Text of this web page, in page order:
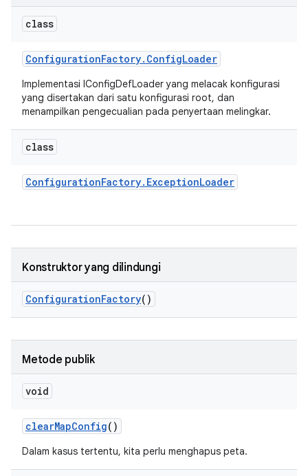
class
ConfigurationFactory. ConfigLoader
Implementasi IConfigDefLoader yang melacak konfigurasi
yang disertakan dari satu konfigurasi root, dan
menampilkan pengecualian pada penyertaan melingkar.
class
ConfigurationFactory. ExceptionLoader
Konstruktor yang dilindungi
ConfigurationFactory()
Metode publik
void
clearMapConfig()
Dalam kasus tertentu, kita perlu menghapus peta.